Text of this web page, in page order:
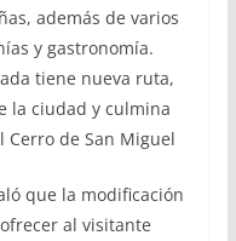
además de varios
y gastronomía.
tiene nueva ruta,
la ciudad y culmina
Cerro de San Miguel
que la modificación
al visitante